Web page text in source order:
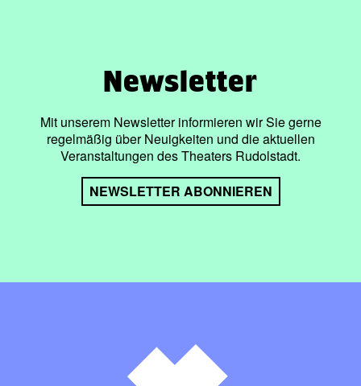
Newsletter
Mit unserem Newsletter informieren wir Sie gerne
regelmäßig über Neuigkeiten und die aktuellen
Veranstaltungen des Theaters Rudolstadt.
NEWSLETTER ABONNIEREN